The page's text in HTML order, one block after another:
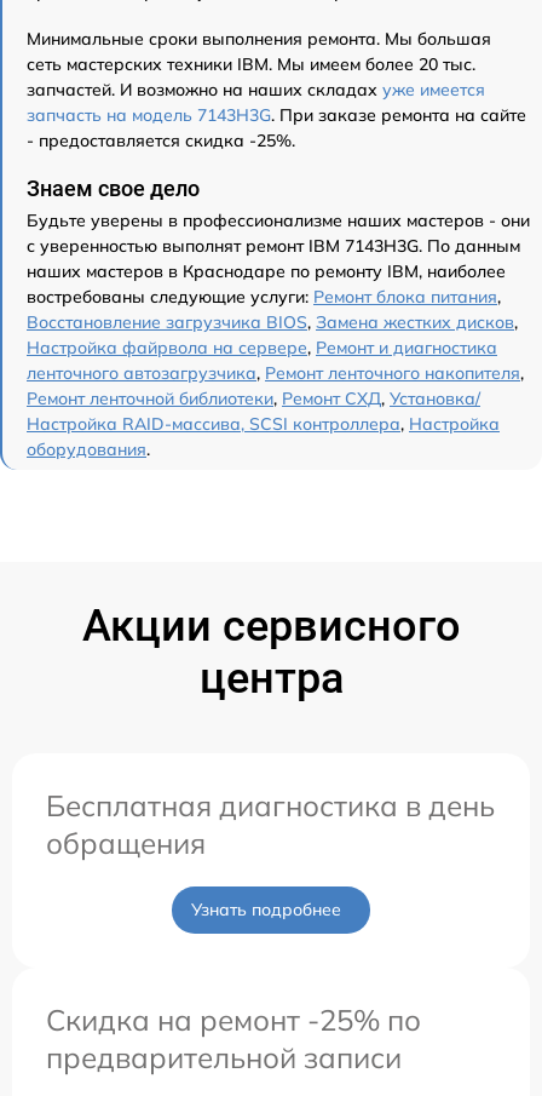
Минимальные сроки выполнения ремонта. Мы большая
сеть мастерских техники IBM. Мы имеем более 20 тыс.
запчастей. И возможно на наших складах уже имеется
запчасть на модель 7143H3G. При заказе ремонта на сайте
- предоставляется скидка -25%.
Знаем свое дело
Будьте уверены в профессионализме наших мастеров - они
с уверенностью выполнят ремонт IBM 7143H3G. По данным
наших мастеров в Краснодаре по ремонту IBM, наиболее
востребованы следующие услуги: Ремонт блока питания,
Восстановление загрузчика BIOS, Замена жестких дисков,
Настройка файрвола на сервере, Ремонт и диагностика
ленточного автозагрузчика, Ремонт ленточного накопителя,
Ремонт ленточной библиотеки, Ремонт СХД, Установка/
Настройка RAID-массива, SCSI контроллера, Настройка
оборудования.
Акции сервисного
центра
Бесплатная диагностика в день
обращения
Узнать подробнее
Скидка на ремонт -25% по
предварительной записи